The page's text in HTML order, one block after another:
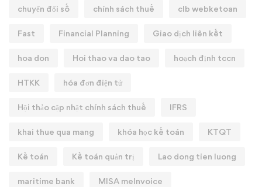
chuyển đổi số chính sách thuế clb webketoan
Fast Financial Planning Giao dịch liên kết
hoa don Hoi thao va dao tao hoạch định tccn
HTKK hóa đơn điện tử
Hội thảo cập nhật chính sách thuế IFRS
khai thue qua mang khóa học kế toán KTQT
Kế toán Kế toán quản trị Lao dong tien luong
maritime bank MISA meInvoice